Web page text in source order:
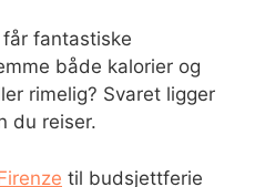
fantastiske
både kalorier og
rimelig? Svaret ligger
du reiser.
til budsjettferie